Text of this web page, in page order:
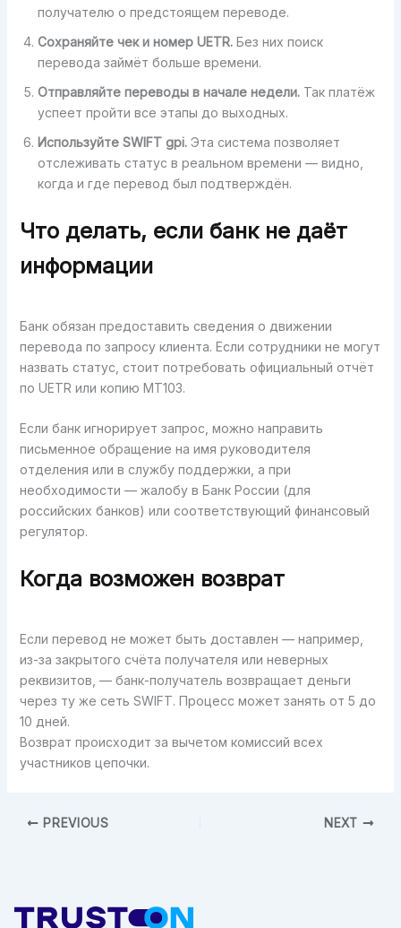
получателю о предстоящем переводе.
Сохраняйте чек и номер UETR. Без них поиск
перевода займёт больше времени.
Отправляйте переводы в начале недели. Так платёж
успеет пройти все этапы до выходных.
Используйте SWIFT gpi. Эта система позволяет
отслеживать статус в реальном времени — видно,
когда и где перевод был подтверждён.
Что делать, если банк не даёт
информации
Банк обязан предоставить сведения о движении
перевода по запросу клиента. Если сотрудники не могут
назвать статус, стоит потребовать официальный отчёт
по UETR или копию MT103.
Если банк игнорирует запрос, можно направить
письменное обращение на имя руководителя
отделения или в службу поддержки, а при
необходимости — жалобу в Банк России (для
российских банков) или соответствующий финансовый
регулятор.
Когда возможен возврат
Если перевод не может быть доставлен — например,
из-за закрытого счёта получателя или неверных
реквизитов, — банк-получатель возвращает деньги
через ту же сеть SWIFT. Процесс может занять от 5 до
10 дней.
Возврат происходит за вычетом комиссий всех
участников цепочки.
PREVIOUS NEXT